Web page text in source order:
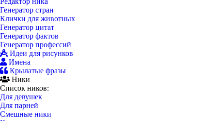
Генератор стран
Клички для животных
Генератор цитат
Генератор фактов
Генератор профессий
Идеи для рисунков
Имена
Крылатые фразы
Ники
Список ников:
Для девушек
Для парней
Смешные ники